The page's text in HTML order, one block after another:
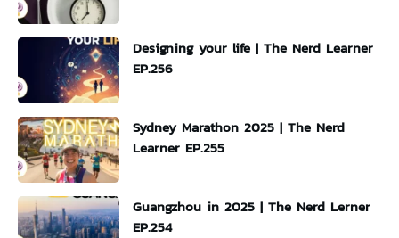
Designing your life | The Nerd Learner
EP.256
Sydney Marathon 2025 | The Nerd
Learner EP.255
Guangzhou in 2025 | The Nerd Lerner
EP.254